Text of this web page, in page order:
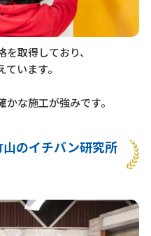
取得しており、
います。
な施工が強みです。
のイチバン研究所